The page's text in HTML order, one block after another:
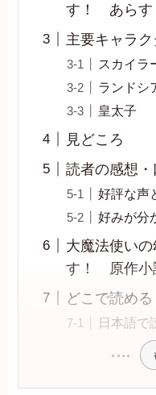
す！ あらす
主要キャラ
スカイラ
ランドシ
皇太子
見どころ
読者の感想・
好評な声
好みが分
大魔法使い
す！ 原作小
どこで読める
日本語で